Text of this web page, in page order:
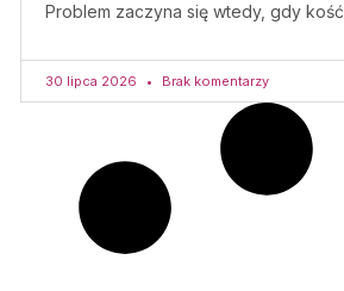
Problem zaczyna się wtedy, gdy kość
30 lipca 2026 Brak komentarzy